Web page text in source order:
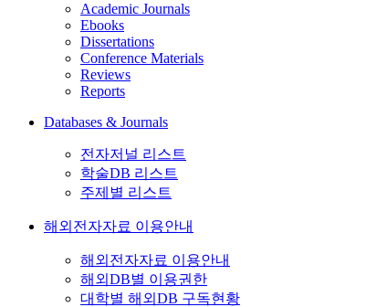
Academic Journals
Ebooks
Dissertations
Conference Materials
Reviews
Reports
Databases & Journals
전자저널 리스트
학술DB 리스트
주제별 리스트
해외전자자료 이용안내
해외전자자료 이용안내
해외DB별 이용권한
대학별 해외DB 구독현황